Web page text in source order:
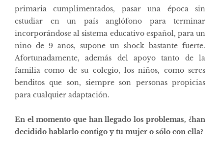
primaria cumplimentados, pasar una época sin
estudiar en un país anglófono para terminar
incorporándose al sistema educativo español, para un
niño de 9 años, supone un shock bastante fuerte.
Afortunadamente, además del apoyo tanto de la
familia como de su colegio, los niños, como seres
benditos que son, siempre son personas propicias
para cualquier adaptación.
En el momento que han llegado los problemas, ¿han
decidido hablarlo contigo y tu mujer o sólo con ella?